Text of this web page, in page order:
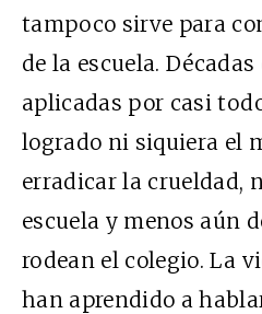
tampoco sirve para
de la escuela.
aplicadas por casi
logrado ni siquiera el
erradicar la crueldad,
escuela y menos aún
rodean el colegio. La
han aprendido a